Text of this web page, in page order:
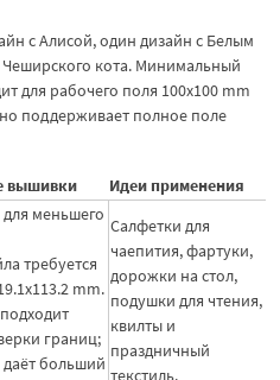
с Алисой, один дизайн с Белым
кота. Минимальный
для рабочего поля 100x100 mm
поддерживает полное поле
вышивки Идеи применения
меньшего
требуется
mm.
границ;
даёт больший
Салфетки для
чаепития, фартуки,
дорожки на стол,
подушки для чтения,
квилты и
праздничный
текстиль.